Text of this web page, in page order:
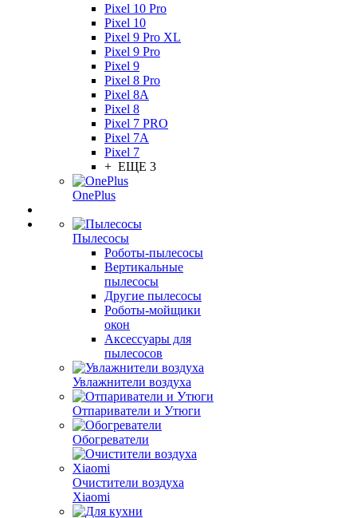
Pixel 10 Pro
Pixel 10
Pixel 9 Pro XL
Pixel 9 Pro
Pixel 9
Pixel 8 Pro
Pixel 8A
Pixel 8
Pixel 7 PRO
Pixel 7A
Pixel 7
+ ЕЩЕ 3
OnePlus
Пылесосы
Роботы-пылесосы
Вертикальные
пылесосы
Другие пылесосы
Роботы-мойщики
окон
Аксессуары для
пылесосов
Увлажнители воздуха
Отпариватели и Утюги
Обогреватели
Очистители воздуха
Xiaomi